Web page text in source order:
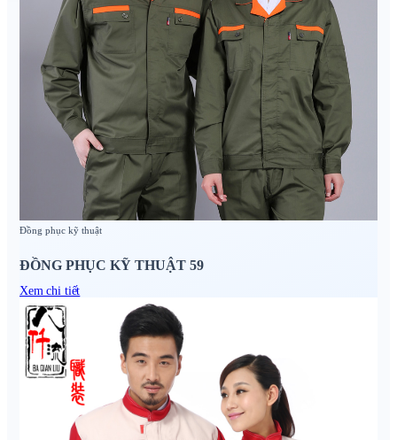
Đồng phục kỹ thuật
ĐỒNG PHỤC KỸ THUẬT 59
Xem chi tiết